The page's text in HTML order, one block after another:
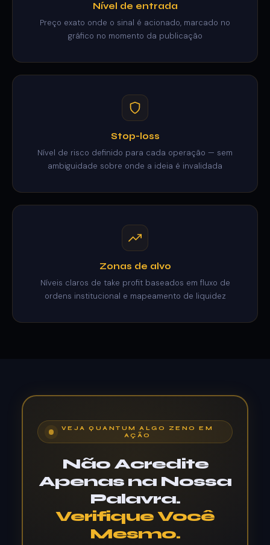
Nível de entrada
Preço exato onde o sinal é acionado, marcado no
gráfico no momento da publicação
Stop-loss
Nível de risco definido para cada operação — sem
ambiguidade sobre onde a ideia é invalidada
Zonas de alvo
Níveis claros de take profit baseados em fluxo de
ordens institucional e mapeamento de liquidez
VEJA QUANTUM ALGO ZENO EM
AÇÃO
Não Acredite
Apenas na Nossa
Palavra.
Verifique Você
Mesmo.